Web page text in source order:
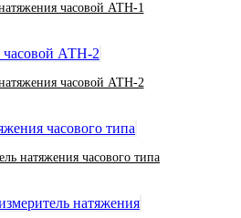
часовой АТН-1
часовой АТН-2
натяжения часового типа